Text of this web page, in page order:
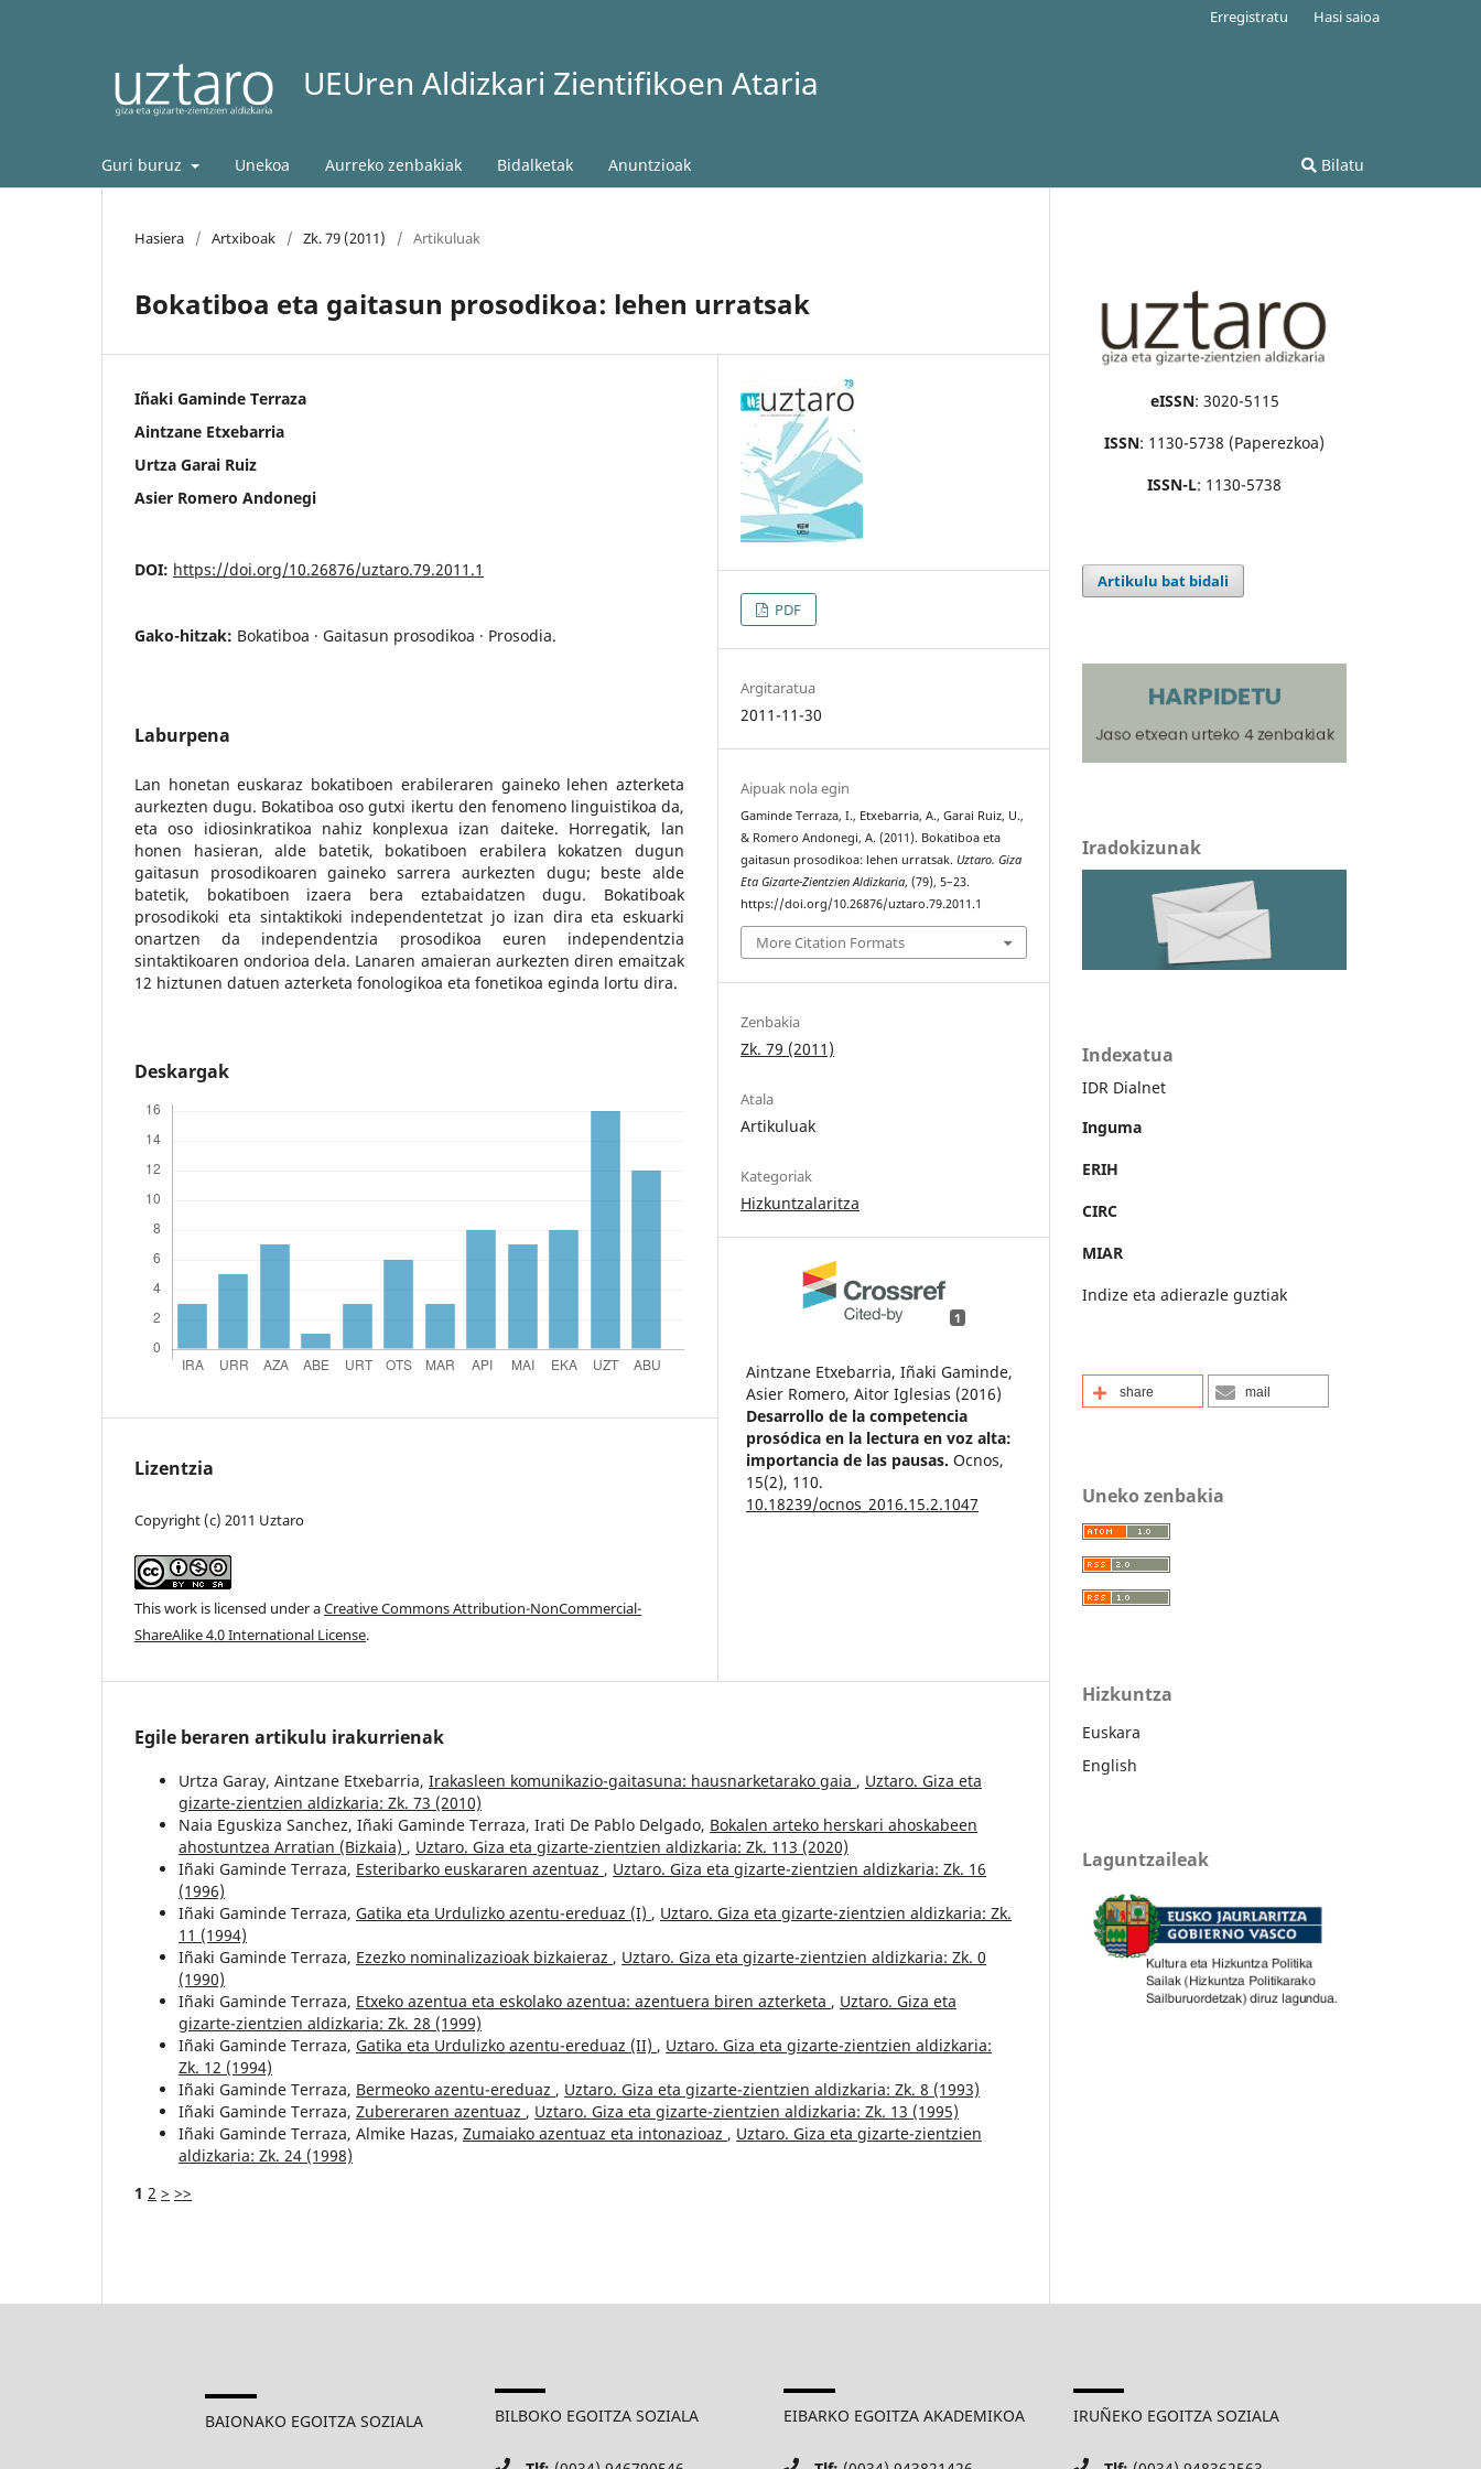
UEUren Aldizkari Zientifikoen Ataria
Guri buruz Unekoa Aurreko zenbakiak Bidalketak Anuntzioak Bilatu
Erregistratu Hasi saioa
Hasiera / Artxiboak / Zk. 79 (2011) / Artikuluak
Bokatiboa eta gaitasun prosodikoa: lehen urratsak
Iñaki Gaminde Terraza
Aintzane Etxebarria
Urtza Garai Ruiz
Asier Romero Andonegi
DOI: https://doi.org/10.26876/uztaro.79.2011.1
Gako-hitzak: Bokatiboa · Gaitasun prosodikoa · Prosodia.
Laburpena
Lan honetan euskaraz bokatiboen erabileraren gaineko lehen azterketa
aurkezten dugu. Bokatiboa oso gutxi ikertu den fenomeno linguistikoa da,
eta oso idiosinkratikoa nahiz konplexua izan daiteke. Horregatik, lan
honen hasieran, alde batetik, bokatiboen erabilera kokatzen dugun
gaitasun prosodikoaren gaineko sarrera aurkezten dugu; beste alde
batetik, bokatiboen izaera bera eztabaidatzen dugu. Bokatiboak
prosodikoki eta sintaktikoki independentetzat jo izan dira eta eskuarki
onartzen da independentzia prosodikoa euren independentzia
sintaktikoaren ondorioa dela. Lanaren amaieran aurkezten diren emaitzak
12 hiztunen datuen azterketa fonologikoa eta fonetikoa eginda lortu dira.
Deskargak
Lizentzia
Copyright (c) 2011 Uztaro
This work is licensed under aCreative Commons Attribution-NonCommercial-
ShareAlike 4.0 International License.
PDF
Argitaratua
2011-11-30
Aipuak nola egin
Gaminde Terraza, I., Etxebarria, A., Garai Ruiz, U.,
& Romero Andonegi, A. (2011). Bokatiboa eta
gaitasun prosodikoa: lehen urratsak. Uztaro. Giza
Eta Gizarte-Zientzien Aldizkaria, (79), 5–23.
https://doi.org/10.26876/uztaro.79.2011.1
More Citation Formats
Zenbakia
Zk. 79 (2011)
Atala
Artikuluak
Kategoriak
Hizkuntzalaritza
1
Aintzane Etxebarria, Iñaki Gaminde,
Asier Romero, Aitor Iglesias (2016)
Desarrollo de la competencia
prosódica en la lectura en voz alta:
importancia de las pausas.Ocnos,
15(2), 110.
10.18239/ocnos_2016.15.2.1047
Egile beraren artikulu irakurrienak
Urtza Garay, Aintzane Etxebarria, Irakasleen komunikazio-gaitasuna: hausnarketarako gaia , Uztaro. Giza eta
gizarte-zientzien aldizkaria: Zk. 73 (2010)
Naia Eguskiza Sanchez, Iñaki Gaminde Terraza, Irati De Pablo Delgado, Bokalen arteko herskari ahoskabeen
ahostuntzea Arratian (Bizkaia) , Uztaro. Giza eta gizarte-zientzien aldizkaria: Zk. 113 (2020)
Iñaki Gaminde Terraza, Esteribarko euskararen azentuaz , Uztaro. Giza eta gizarte-zientzien aldizkaria: Zk. 16
(1996)
Iñaki Gaminde Terraza, Gatika eta Urdulizko azentu-ereduaz (I) , Uztaro. Giza eta gizarte-zientzien aldizkaria: Zk.
11 (1994)
Iñaki Gaminde Terraza, Ezezko nominalizazioak bizkaieraz , Uztaro. Giza eta gizarte-zientzien aldizkaria: Zk. 0
(1990)
Iñaki Gaminde Terraza, Etxeko azentua eta eskolako azentua: azentuera biren azterketa , Uztaro. Giza eta
gizarte-zientzien aldizkaria: Zk. 28 (1999)
Iñaki Gaminde Terraza, Gatika eta Urdulizko azentu-ereduaz (II) , Uztaro. Giza eta gizarte-zientzien aldizkaria:
Zk. 12 (1994)
Iñaki Gaminde Terraza, Bermeoko azentu-ereduaz , Uztaro. Giza eta gizarte-zientzien aldizkaria: Zk. 8 (1993)
Iñaki Gaminde Terraza, Zubereraren azentuaz , Uztaro. Giza eta gizarte-zientzien aldizkaria: Zk. 13 (1995)
Iñaki Gaminde Terraza, Almike Hazas, Zumaiako azentuaz eta intonazioaz , Uztaro. Giza eta gizarte-zientzien
aldizkaria: Zk. 24 (1998)
1 2 > >>
eISSN: 3020-5115
ISSN: 1130-5738 (Paperezkoa)
ISSN-L: 1130-5738
Artikulu bat bidali
Iradokizunak
Indexatua
IDR Dialnet
Inguma
ERIH
CIRC
MIAR
Indize eta adierazle guztiak
share mail
Uneko zenbakia
Hizkuntza
Euskara
English
Laguntzaileak
BAIONAKO EGOITZA SOZIALA BILBOKO EGOITZA SOZIALA EIBARKO EGOITZA AKADEMIKOA IRUÑEKO EGOITZA SOZIALA